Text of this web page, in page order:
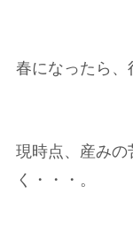
春になったら、
現時点、産み
く・・・。